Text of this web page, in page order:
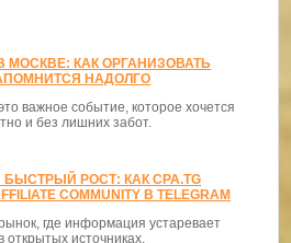
МОСКВЕ: КАК ОРГАНИЗОВАТЬ
НАДОЛГО
важное событие, которое хочется
и без лишних забот.
РОСТ: КАК CPA.TG
COMMUNITY В TELEGRAM
где информация устаревает
открытых источниках.